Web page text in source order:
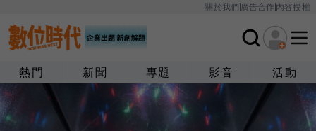
關於我們廣告合作內容授權
熱門 新聞 專題 影音 活動